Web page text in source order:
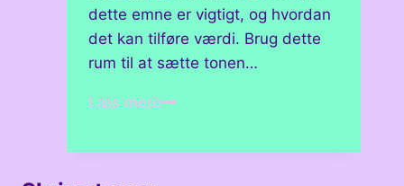
dette emne er vigtigt, og hvordan
det kan tilføre værdi. Brug dette
rum til at sætte tonen…
Læs mereGennemgang
populære